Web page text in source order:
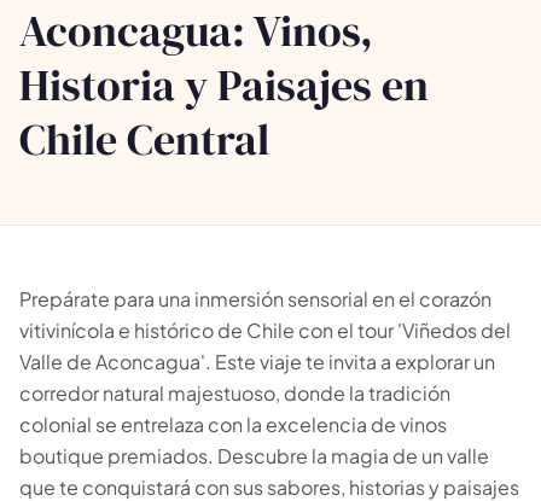
Aconcagua: Vinos,
Historia y Paisajes en
Chile Central
Prepárate para una inmersión sensorial en el corazón
vitivinícola e histórico de Chile con el tour 'Viñedos del
Valle de Aconcagua'. Este viaje te invita a explorar un
corredor natural majestuoso, donde la tradición
colonial se entrelaza con la excelencia de vinos
boutique premiados. Descubre la magia de un valle
que te conquistará con sus sabores, historias y paisajes